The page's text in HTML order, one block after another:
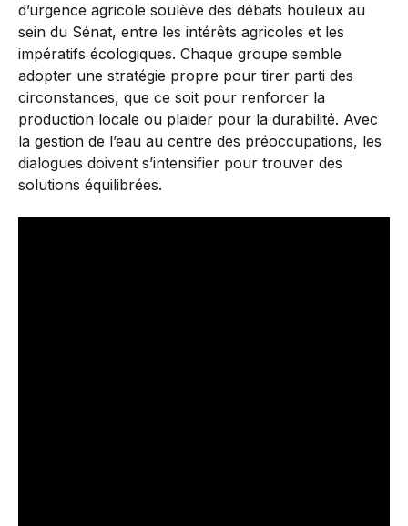
d’urgence agricole soulève des débats houleux au
sein du Sénat, entre les intérêts agricoles et les
impératifs écologiques. Chaque groupe semble
adopter une stratégie propre pour tirer parti des
circonstances, que ce soit pour renforcer la
production locale ou plaider pour la durabilité. Avec
la gestion de l’eau au centre des préoccupations, les
dialogues doivent s’intensifier pour trouver des
solutions équilibrées.